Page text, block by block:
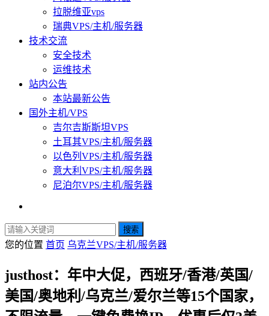
拉脱维亚vps
瑞典VPS/主机/服务器
技术交流
安全技术
运维技术
站内公告
本站最新公告
国外主机/VPS
吉尔吉斯斯坦VPS
土耳其VPS/主机/服务器
以色列VPS/主机/服务器
意大利VPS/主机/服务器
尼泊尔VPS/主机/服务器
搜索
您的位置 首页 乌克兰VPS/主机/服务器
justhost：年中大促，西班牙/香港/英国/
美国/奥地利/乌克兰/爱尔兰等15个国家，